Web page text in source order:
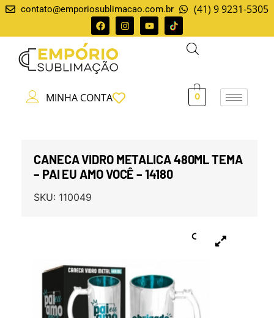
contato@emporiosublimacao.com.br (41) 9 9231-5305
MINHA CONTA 0
CANECA VIDRO METALICA 480ML TEMA
– PAI EU AMO VOCÊ – 14180
SKU: 110049